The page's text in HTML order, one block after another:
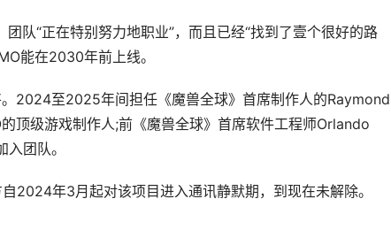
队“正在特别努力地职业”，而且已经“找到了壹个很好的路
能在2030年前上线。
2024至2025年间担任《魔兽全球》首席制作人的Raymond
顶级游戏制作人;前《魔兽全球》首席软件工程师Orlando
团队。
2024年3月起对该项目进入通讯静默期，到现在未解除。